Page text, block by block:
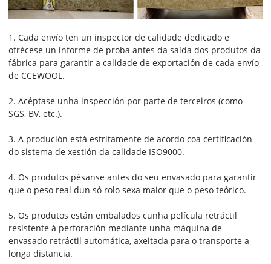
1. Cada envío ten un inspector de calidade dedicado e
ofrécese un informe de proba antes da saída dos produtos da
fábrica para garantir a calidade de exportación de cada envío
de CCEWOOL.
2. Acéptase unha inspección por parte de terceiros (como
SGS, BV, etc.).
3. A produción está estritamente de acordo coa certificación
do sistema de xestión da calidade ISO9000.
4. Os produtos pésanse antes do seu envasado para garantir
que o peso real dun só rolo sexa maior que o peso teórico.
5. Os produtos están embalados cunha película retráctil
resistente á perforación mediante unha máquina de
envasado retráctil automática, axeitada para o transporte a
longa distancia.